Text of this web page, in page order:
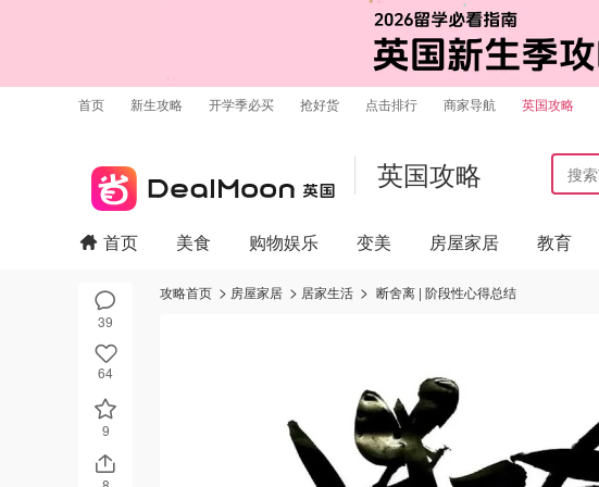
首页 新生攻略 开学季必买 抢好货 点击排行 商家导航 英国攻略
英国攻略
39
64
9
首页 美食 购物娱乐 变美 房屋家居 教育
攻略首页 房屋家居 居家生活 断舍离 | 阶段性心得总结